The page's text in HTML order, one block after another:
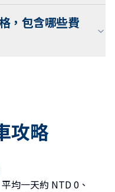
，包含哪些費
攻略
均一天約 NTD 0、